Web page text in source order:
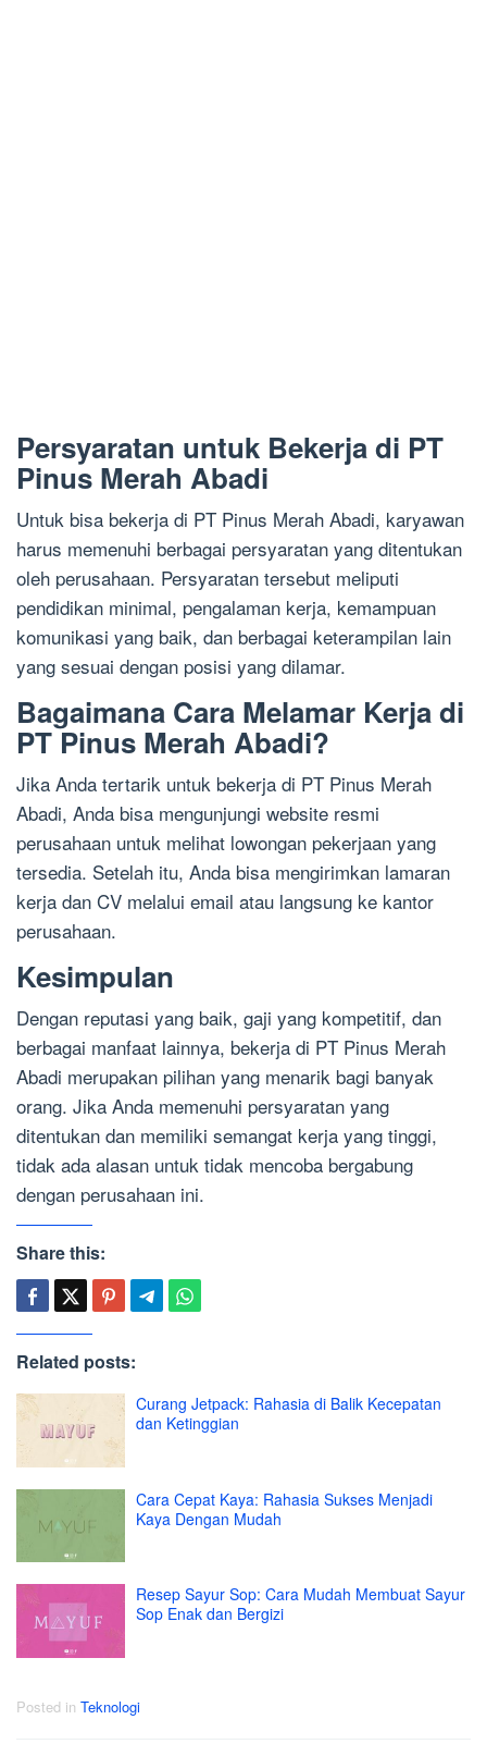
Persyaratan untuk Bekerja di PT
Pinus Merah Abadi
Untuk bisa bekerja di PT Pinus Merah Abadi, karyawan
harus memenuhi berbagai persyaratan yang ditentukan
oleh perusahaan. Persyaratan tersebut meliputi
pendidikan minimal, pengalaman kerja, kemampuan
komunikasi yang baik, dan berbagai keterampilan lain
yang sesuai dengan posisi yang dilamar.
Bagaimana Cara Melamar Kerja di
PT Pinus Merah Abadi?
Jika Anda tertarik untuk bekerja di PT Pinus Merah
Abadi, Anda bisa mengunjungi website resmi
perusahaan untuk melihat lowongan pekerjaan yang
tersedia. Setelah itu, Anda bisa mengirimkan lamaran
kerja dan CV melalui email atau langsung ke kantor
perusahaan.
Kesimpulan
Dengan reputasi yang baik, gaji yang kompetitif, dan
berbagai manfaat lainnya, bekerja di PT Pinus Merah
Abadi merupakan pilihan yang menarik bagi banyak
orang. Jika Anda memenuhi persyaratan yang
ditentukan dan memiliki semangat kerja yang tinggi,
tidak ada alasan untuk tidak mencoba bergabung
dengan perusahaan ini.
Share this:
Related posts:
Curang Jetpack: Rahasia di Balik Kecepatan
dan Ketinggian
Cara Cepat Kaya: Rahasia Sukses Menjadi
Kaya Dengan Mudah
Resep Sayur Sop: Cara Mudah Membuat Sayur
Sop Enak dan Bergizi
Posted in Teknologi